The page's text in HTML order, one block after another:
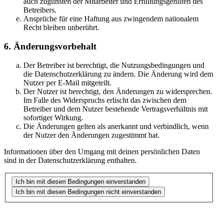
Betreibers.
Ansprüche für eine Haftung aus zwingendem nationalem
Recht bleiben unberührt.
6. Änderungsvorbehalt
Der Betreiber ist berechtigt, die Nutzungsbedingungen und
die Datenschutzerklärung zu ändern. Die Änderung wird dem
Nutzer per E-Mail mitgeteilt.
Der Nutzer ist berechtigt, den Änderungen zu widersprechen.
Im Falle des Widerspruchs erlischt das zwischen dem
Betreiber und dem Nutzer bestehende Vertragsverhältnis mit
sofortiger Wirkung.
Die Änderungen gelten als anerkannt und verbindlich, wenn
der Nutzer den Änderungen zugestimmt hat.
Informationen über den Umgang mit deinen persönlichen Daten
sind in der Datenschutzerklärung enthalten.